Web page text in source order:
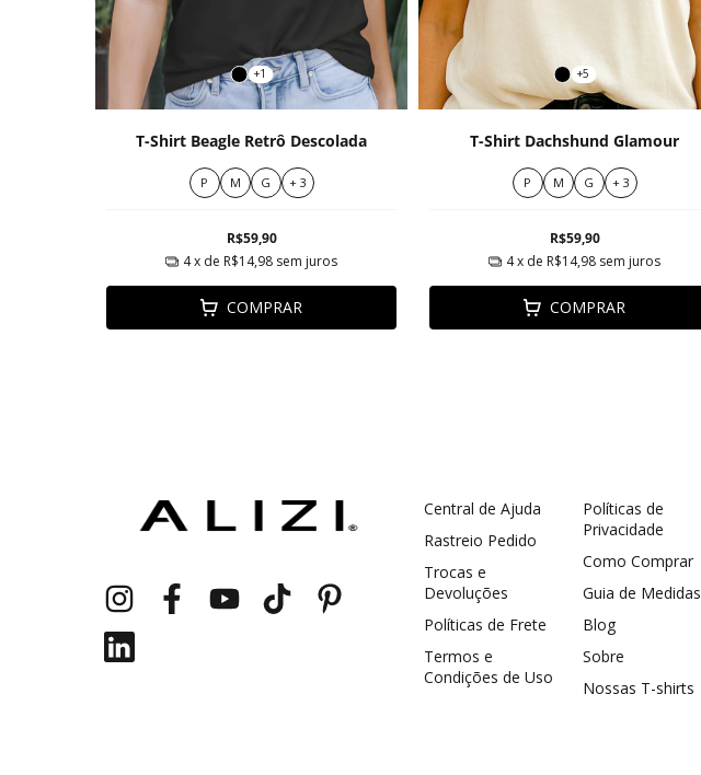
+1
T-Shirt Beagle Retrô Descolada
P M G + 3
R$59,90
4x de R$14,98 sem juros
COMPRAR
+5
T-Shirt Dachshund Glamour
P M G + 3
R$59,90
4x de R$14,98 sem juros
COMPRAR
Central de Ajuda
Rastreio Pedido
Trocas e
Devoluções
Políticas de Frete
Termos e
Condições de Uso
Políticas de
Privacidade
Como Comprar
Guia de Medidas
Blog
Sobre
Nossas T-shirts
Cupom 1a compra: GANHE5